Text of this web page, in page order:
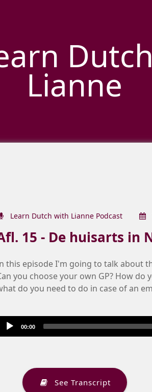
Lianne
Learn Dutch with Lianne Podcast
15 - De huisarts in
this episode I'm going to talk about
you choose your own GP? How
do you need to do in case of an
Audio
Audio
00:00
See Transcript